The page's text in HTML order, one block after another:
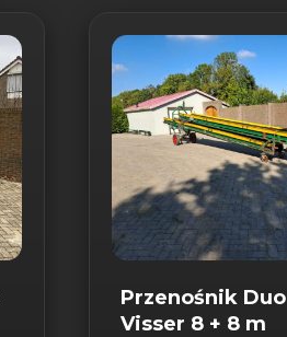
Przenośnik Duo
Visser 8 + 8 m